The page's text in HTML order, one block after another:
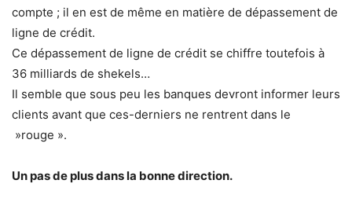
compte ; il en est de même en matière de dépassement de
ligne de crédit.
Ce ​dépassement de ligne de crédit se chiffre toutefois à
36 milliards de shekels…
Il semble que sous peu les banques devront informer leurs
clients avant que ces-derniers ne rentrent dans le
»rouge ».
Un pas de plus dans la bonne direction.